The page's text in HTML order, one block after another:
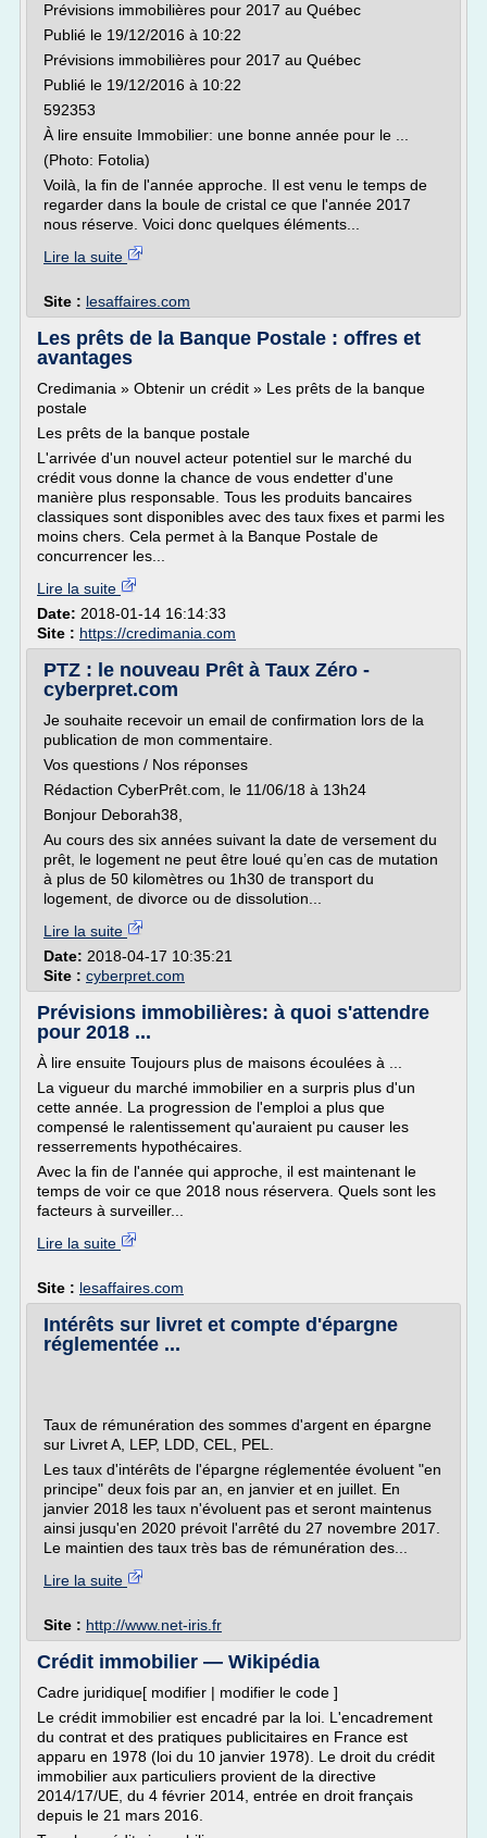
Prévisions immobilières pour 2017 au Québec
Publié le 19/12/2016 à 10:22
Prévisions immobilières pour 2017 au Québec
Publié le 19/12/2016 à 10:22
592353
À lire ensuite Immobilier: une bonne année pour le ...
(Photo: Fotolia)
Voilà, la fin de l'année approche. Il est venu le temps de
regarder dans la boule de cristal ce que l'année 2017
nous réserve. Voici donc quelques éléments...
Lire la suite
Site : lesaffaires.com
Les prêts de la Banque Postale : offres et
avantages
Credimania » Obtenir un crédit » Les prêts de la banque
postale
Les prêts de la banque postale
L'arrivée d'un nouvel acteur potentiel sur le marché du
crédit vous donne la chance de vous endetter d'une
manière plus responsable. Tous les produits bancaires
classiques sont disponibles avec des taux fixes et parmi les
moins chers. Cela permet à la Banque Postale de
concurrencer les...
Lire la suite
Date: 2018-01-14 16:14:33
Site : https://credimania.com
PTZ : le nouveau Prêt à Taux Zéro -
cyberpret.com
Je souhaite recevoir un email de confirmation lors de la
publication de mon commentaire.
Vos questions / Nos réponses
Rédaction CyberPrêt.com, le 11/06/18 à 13h24
Bonjour Deborah38,
Au cours des six années suivant la date de versement du
prêt, le logement ne peut être loué qu’en cas de mutation
à plus de 50 kilomètres ou 1h30 de transport du
logement, de divorce ou de dissolution...
Lire la suite
Date: 2018-04-17 10:35:21
Site : cyberpret.com
Prévisions immobilières: à quoi s'attendre
pour 2018 ...
À lire ensuite Toujours plus de maisons écoulées à ...
La vigueur du marché immobilier en a surpris plus d'un
cette année. La progression de l'emploi a plus que
compensé le ralentissement qu'auraient pu causer les
resserrements hypothécaires.
Avec la fin de l'année qui approche, il est maintenant le
temps de voir ce que 2018 nous réservera. Quels sont les
facteurs à surveiller...
Lire la suite
Site : lesaffaires.com
Intérêts sur livret et compte d'épargne
réglementée ...
Taux de rémunération des sommes d'argent en épargne
sur Livret A, LEP, LDD, CEL, PEL.
Les taux d'intérêts de l'épargne réglementée évoluent "en
principe" deux fois par an, en janvier et en juillet. En
janvier 2018 les taux n'évoluent pas et seront maintenus
ainsi jusqu'en 2020 prévoit l'arrêté du 27 novembre 2017.
Le maintien des taux très bas de rémunération des...
Lire la suite
Site : http://www.net-iris.fr
Crédit immobilier — Wikipédia
Cadre juridique[ modifier | modifier le code ]
Le crédit immobilier est encadré par la loi. L'encadrement
du contrat et des pratiques publicitaires en France est
apparu en 1978 (loi du 10 janvier 1978). Le droit du crédit
immobilier aux particuliers provient de la directive
2014/17/UE, du 4 février 2014, entrée en droit français
depuis le 21 mars 2016.